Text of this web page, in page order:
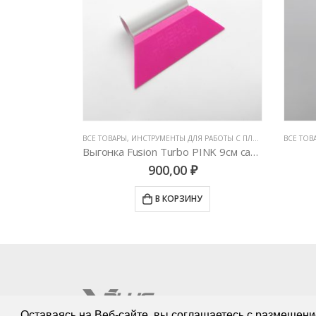
,РАКЕЛИ, ВЫГОНКИ И СГОНЫ
ВСЕ ТОВАРЫ, ИНСТРУМЕНТЫ ДЛЯ РАБОТЫ С ПЛЕНКАМИ ,
Выгонка Fusion Turbo PINK 9см самая мягкая
900,00 ₽
В КОРЗИНУ
ВСЕ